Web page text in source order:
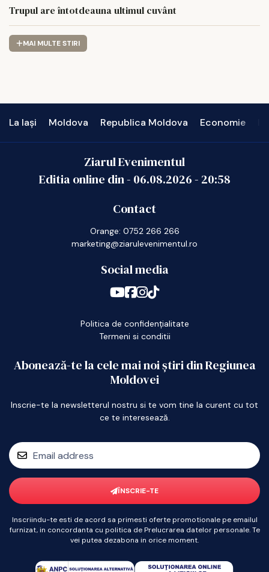
Trupul are întotdeauna ultimul cuvânt
MAI MULTE STIRI
La Iași Moldova Republica Moldova Economie
Ziarul Evenimentul
Editia online din - 06.08.2026- 20:58
Contact
Orange: 0752 266 266
marketing@ziarulevenimentul.ro
Social media
Politica de confidențialitate
Termeni si conditii
Abonează-te la cele mai noi știri din Regiunea
Moldovei
Inscrie-te la newsletterul nostru si te vom tine la curent cu tot
ce te interesează.
ÎNSCRIE-TE
Inscriindu-te esti de acord sa primesti oferte promotionale pe emailul
furnizat, in concordanta cu politica de Prelucrarea datelor personale. Te
vei putea dezabona in orice moment.